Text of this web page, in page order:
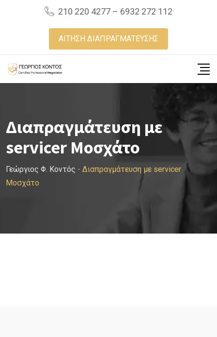
210 220 4277 – 6932 272 112
ΑΙΤΗΣΗ ΔΙΑΠΡΑΓΜΑΤΕΥΣΗΣ
Διαπραγμάτευση με
servicer Μοσχάτο
Γεώργιος Φ. Κοντός - Διαπραγμάτευση με servicer
Μοσχάτο